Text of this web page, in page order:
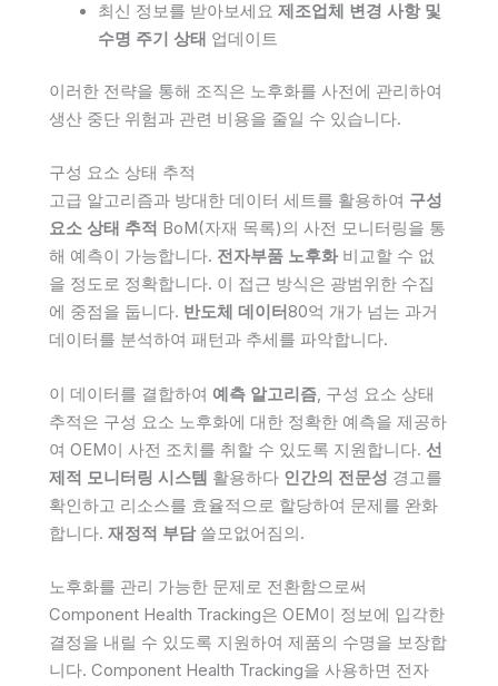
최신 정보를 받아보세요 제조업체 변경 사항 및
수명 주기 상태 업데이트
이러한 전략을 통해 조직은 노후화를 사전에 관리하여
생산 중단 위험과 관련 비용을 줄일 수 있습니다.
구성 요소 상태 추적
고급 알고리즘과 방대한 데이터 세트를 활용하여 구성
요소 상태 추적 BoM(자재 목록)의 사전 모니터링을 통
해 예측이 가능합니다. 전자부품 노후화비교할 수 없
을 정도로 정확합니다. 이 접근 방식은 광범위한 수집
에 중점을 둡니다. 반도체 데이터 80억 개가 넘는 과거
데이터를 분석하여 패턴과 추세를 파악합니다.
이 데이터를 결합하여 예측 알고리즘 , 구성 요소 상태
추적은 구성 요소 노후화에 대한 정확한 예측을 제공하
여 OEM이 사전 조치를 취할 수 있도록 지원합니다. 선
제적 모니터링 시스템 활용하다 인간의 전문성 경고를
확인하고 리소스를 효율적으로 할당하여 문제를 완화
합니다. 재정적 부담쓸모없어짐의.
노후화를 관리 가능한 문제로 전환함으로써
Component Health Tracking은 OEM이 정보에 입각한
결정을 내릴 수 있도록 지원하여 제품의 수명을 보장합
니다. Component Health Tracking을 사용하면 전자